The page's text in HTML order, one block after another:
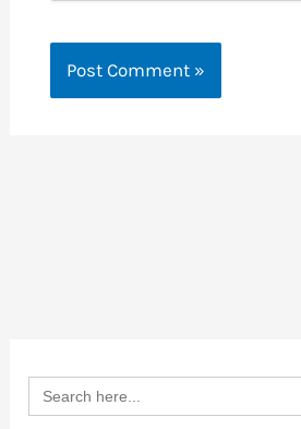
Search
for: